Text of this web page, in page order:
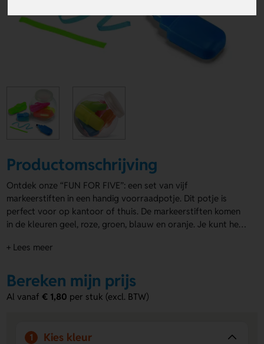
Productomschrijving
Ontdek onze “FUN FOR FIVE”: een set van vijf
markeerstiften in een handig voorraadpotje. Dit potje is
perfect voor op kantoor of thuis. De markeerstiften komen
in de kleuren geel, roze, groen, blauw en oranje. Je kunt het
Ideaal als relatiegeschenk of promotiemateriaal. Maak jouw
markeerstiften
+ Lees meer
Bereken mijn prijs
Al vanaf€ 1,80 per stuk (excl. BTW)
1 Kies kleur